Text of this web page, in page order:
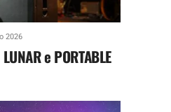
2026
e PORTABLE